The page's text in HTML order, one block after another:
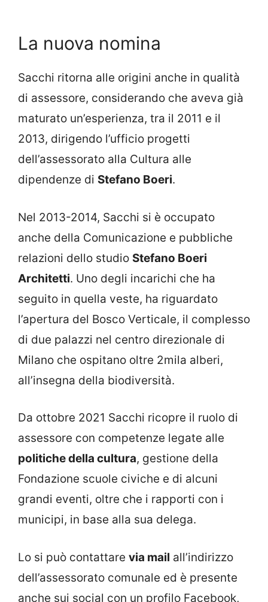
La nuova nomina
Sacchi ritorna alle origini anche in qualità
di assessore, considerando che aveva già
maturato un’esperienza, tra il 2011 e il
2013, dirigendo l’ufficio progetti
dell’assessorato alla Cultura alle
dipendenze di Stefano Boeri.
Nel 2013-2014, Sacchi si è occupato
anche della Comunicazione e pubbliche
relazioni dello studio Stefano Boeri
Architetti. Uno degli incarichi che ha
seguito in quella veste, ha riguardato
l’apertura del Bosco Verticale, il complesso
di due palazzi nel centro direzionale di
Milano che ospitano oltre 2mila alberi,
all’insegna della biodiversità.
Da ottobre 2021 Sacchi ricopre il ruolo di
assessore con competenze legate alle
politiche della cultura, gestione della
Fondazione scuole civiche e di alcuni
grandi eventi, oltre che i rapporti con i
municipi, in base alla sua delega.
Lo si può contattare via mail all’indirizzo
dell’assessorato comunale ed è presente
anche sui social con un profilo Facebook,